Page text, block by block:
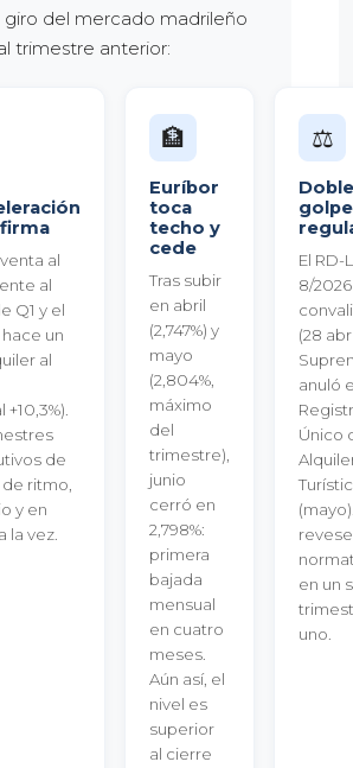
del mercado madrileño
trimestre anterior:
al
al
Q1 y el
hace un
al
de
ritmo,
y en
la vez.
🏦
Euríbor
toca
techo y
cede
Tras subir
en abril
(2,747%) y
mayo
(2,804%,
máximo
del
trimestre),
junio
cerró en
2,798%:
primera
bajada
mensual
en cuatro
meses.
Aún así, el
nivel es
superior
al cierre
⚖️
Doble
golpe
El RD-
8/
(28
anuló
Único
en un
uno.